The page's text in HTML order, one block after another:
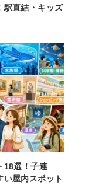
駅直結・キッズ
18選！子連
い屋内スポット